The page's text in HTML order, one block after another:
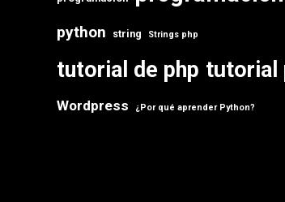
python string Strings php
tutorial de php tutorial
Wordpress ¿Por qué aprender Python?